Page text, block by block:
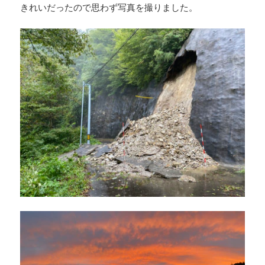
きれいだったので思わず写真を撮りました。